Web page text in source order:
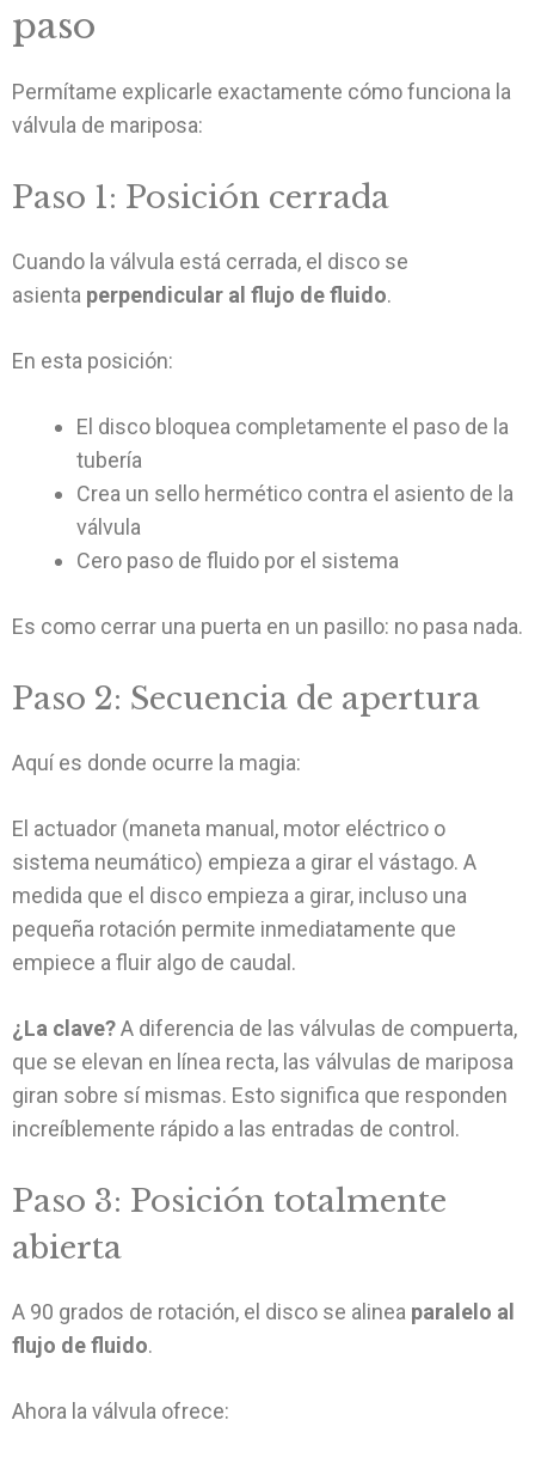
paso
Permítame explicarle exactamente cómo funciona la
válvula de mariposa:
Paso 1: Posición cerrada
Cuando la válvula está cerrada, el disco se
asienta perpendicular al flujo de fluido.
En esta posición:
El disco bloquea completamente el paso de la
tubería
Crea un sello hermético contra el asiento de la
válvula
Cero paso de fluido por el sistema
Es como cerrar una puerta en un pasillo: no pasa nada.
Paso 2: Secuencia de apertura
Aquí es donde ocurre la magia:
El actuador (maneta manual, motor eléctrico o
sistema neumático) empieza a girar el vástago. A
medida que el disco empieza a girar, incluso una
pequeña rotación permite inmediatamente que
empiece a fluir algo de caudal.
¿La clave?A diferencia de las válvulas de compuerta,
que se elevan en línea recta, las válvulas de mariposa
giran sobre sí mismas. Esto significa que responden
increíblemente rápido a las entradas de control.
Paso 3: Posición totalmente
abierta
A 90 grados de rotación, el disco se alinea paralelo al
flujo de fluido.
Ahora la válvula ofrece: